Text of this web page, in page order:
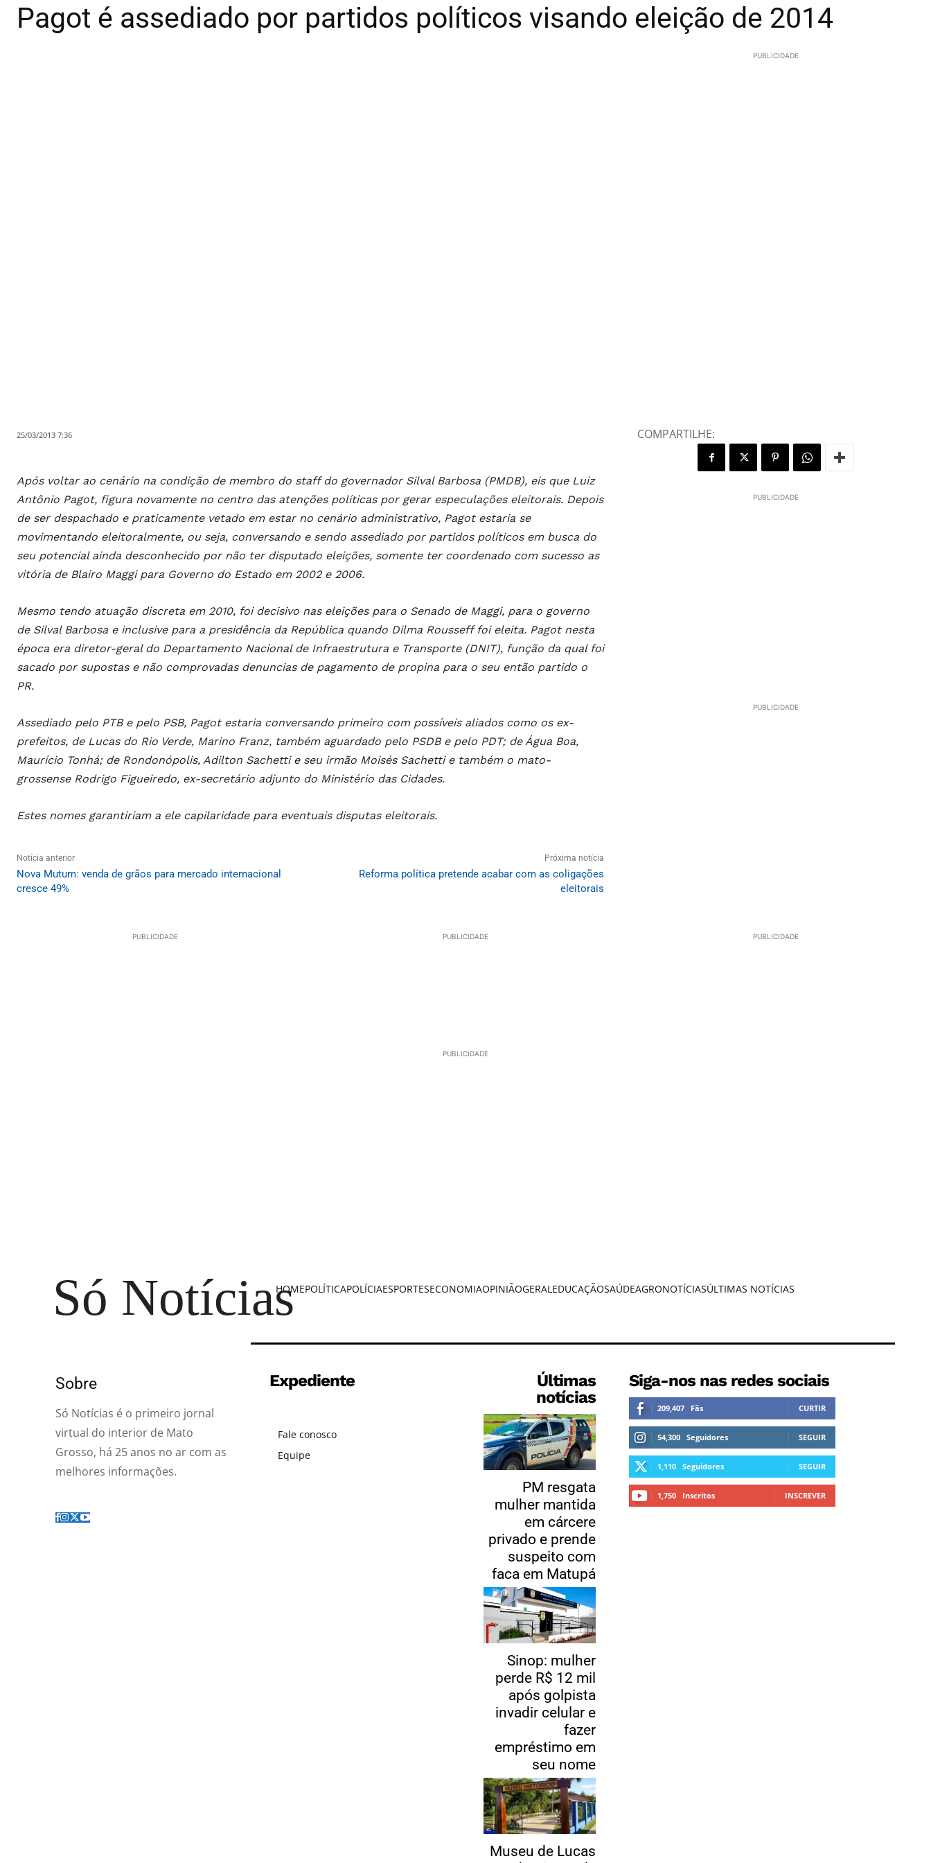
Pagot é assediado por partidos políticos visando eleição de 2014
PUBLICIDADE
25/03/2013 7:36
Após voltar ao cenário na condição de membro do staff do governador Silval Barbosa (PMDB), eis que Luiz
Antônio Pagot, figura novamente no centro das atenções políticas por gerar especulações eleitorais. Depois
de ser despachado e praticamente vetado em estar no cenário administrativo, Pagot estaria se
movimentando eleitoralmente, ou seja, conversando e sendo assediado por partidos políticos em busca do
seu potencial ainda desconhecido por não ter disputado eleições, somente ter coordenado com sucesso as
vitória de Blairo Maggi para Governo do Estado em 2002 e 2006.
Mesmo tendo atuação discreta em 2010, foi decisivo nas eleições para o Senado de Maggi, para o governo
de Silval Barbosa e inclusive para a presidência da República quando Dilma Rousseff foi eleita. Pagot nesta
época era diretor-geral do Departamento Nacional de Infraestrutura e Transporte (DNIT), função da qual foi
sacado por supostas e não comprovadas denuncias de pagamento de propina para o seu então partido o
PR.
Assediado pelo PTB e pelo PSB, Pagot estaria conversando primeiro com possíveis aliados como os ex-
prefeitos, de Lucas do Rio Verde, Marino Franz, também aguardado pelo PSDB e pelo PDT; de Água Boa,
Maurício Tonhá; de Rondonópolis, Adilton Sachetti e seu irmão Moisés Sachetti e também o mato-
grossense Rodrigo Figueiredo, ex-secretário adjunto do Ministério das Cidades.
Estes nomes garantiriam a ele capilaridade para eventuais disputas eleitorais.
Notícia anterior
Nova Mutum: venda de grãos para mercado internacional
cresce 49%
Próxima notícia
Reforma política pretende acabar com as coligações
eleitorais
COMPARTILHE:
PUBLICIDADE
PUBLICIDADE
PUBLICIDADE PUBLICIDADE PUBLICIDADE
PUBLICIDADE
Só Notícias
HOMEPOLÍTICAPOLÍCIAESPORTESECONOMIAOPINIÃOGERALEDUCAÇÃOSAÚDEAGRONOTÍCIASÚLTIMAS NOTÍCIAS
Sobre
Só Notícias é o primeiro jornal
virtual do interior de Mato
Grosso, há 25 anos no ar com as
melhores informações.
Expediente
Fale conosco
Equipe
Últimas
notícias
PM resgata
mulher mantida
em cárcere
privado e prende
suspeito com
faca em Matupá
Sinop: mulher
perde R$ 12 mil
após golpista
invadir celular e
fazer
empréstimo em
seu nome
Museu de Lucas
Siga-nos nas redes sociais
209,407 Fãs CURTIR
54,300 Seguidores SEGUIR
1,110 Seguidores SEGUIR
1,750 Inscritos INSCREVER